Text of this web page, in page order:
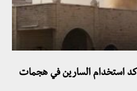
استخدام السارين في هجمات